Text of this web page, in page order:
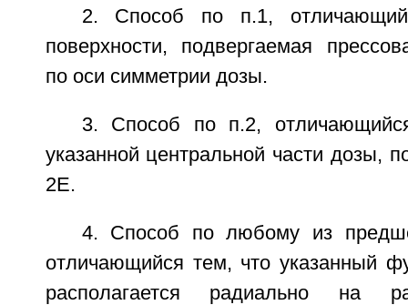
2. Способ по п.1,
поверхности, подвергаемая
по оси симметрии дозы.
3. Способ по п.2,
указанной центральной части дозы,
2E.
4. Способ по любому из
отличающийся тем, что указанный
располагается радиально на